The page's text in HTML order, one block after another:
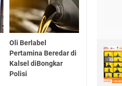
Oli Berlabel
Pertamina Beredar di
Kalsel diBongkar
Polisi